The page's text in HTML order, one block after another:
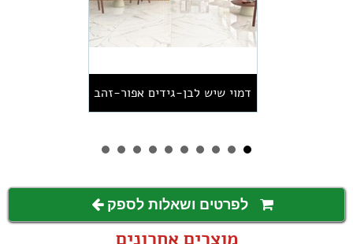
דמוי שיש לבן-גידים אפור-זהב
לפרטים ושאלות לספק